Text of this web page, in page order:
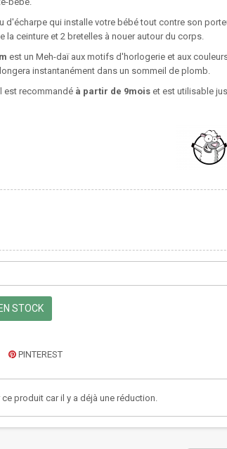
d'écharpe qui installe votre bébé tout contre son
la ceinture et 2 bretelles à nouer autour du corps.
est un Meh-daï aux motifs d'horlogerie et aux
instantanément dans un sommeil de plomb.
est recommandé à partir de 9mois et est utilisable
STOCK
PINTEREST
produit car il y a déjà une réduction.